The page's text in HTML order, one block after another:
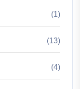
(1)
(13)
(4)